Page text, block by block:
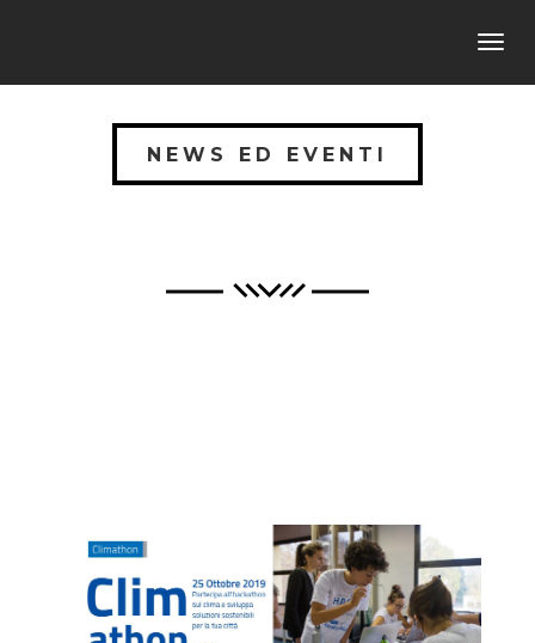
NEWS ED EVENTI